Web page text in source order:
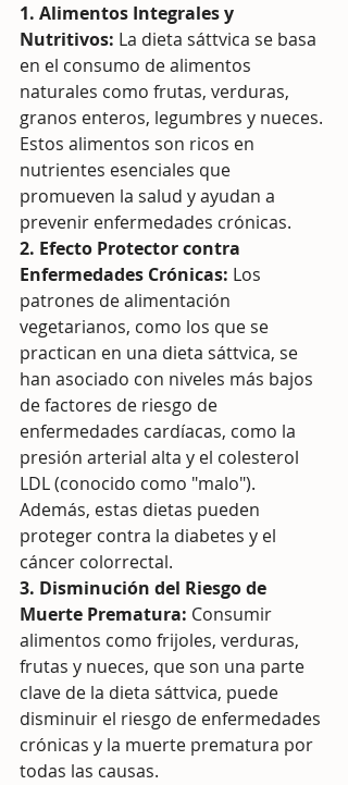
1. Alimentos Integrales y
Nutritivos: La dieta sáttvica se basa
en el consumo de alimentos
naturales como frutas, verduras,
granos enteros, legumbres y nueces.
Estos alimentos son ricos en
nutrientes esenciales que
promueven la salud y ayudan a
prevenir enfermedades crónicas.
2. Efecto Protector contra
Enfermedades Crónicas: Los
patrones de alimentación
vegetarianos, como los que se
practican en una dieta sáttvica, se
han asociado con niveles más bajos
de factores de riesgo de
enfermedades cardíacas, como la
presión arterial alta y el colesterol
LDL (conocido como "malo").
Además, estas dietas pueden
proteger contra la diabetes y el
cáncer colorrectal.
3. Disminución del Riesgo de
Muerte Prematura: Consumir
alimentos como frijoles, verduras,
frutas y nueces, que son una parte
clave de la dieta sáttvica, puede
disminuir el riesgo de enfermedades
crónicas y la muerte prematura por
todas las causas.